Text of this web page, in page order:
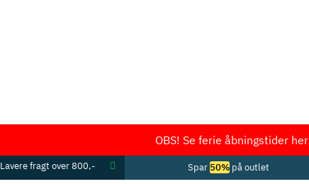
OBS! Se ferie åbningstider her
Lavere fragt over 800,- Spar 50% på outlet